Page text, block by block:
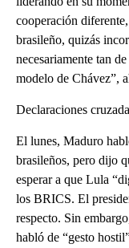
cooperación
brasileño, quizás
necesariamente tan
modelo de Chávez”,
Declaraciones
El lunes, Maduro
brasileños, pero dijo
esperar a que Lula
los BRICS. El
respecto. Sin
habló de “gesto